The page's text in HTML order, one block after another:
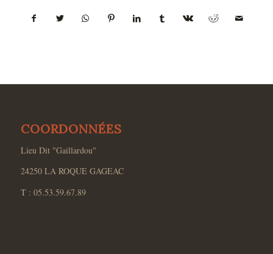
COORDONNÉES
Lieu Dit "Gaillardou"
24250 LA ROQUE GAGEAC
T : 05.53.59.67.89